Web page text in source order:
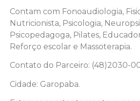
Contam com Fonoaudiologia,
Nutricionista, Psicologia,
Psicopedagoga, Pilates,
Reforço escolar e Massoterapia.
Contato do Parceiro: (48)2030-
Cidade: Garopaba.